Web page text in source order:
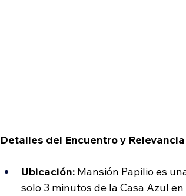
Detalles del Encuentro y
Ubicación: Mansión Papilio es
solo 3 minutos de la Casa Azul en